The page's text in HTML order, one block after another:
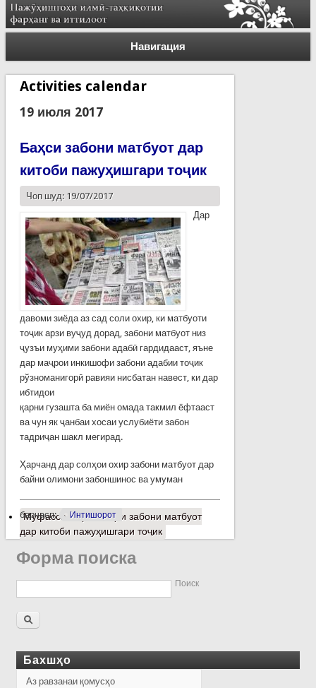
Навигация
Activities calendar
19 июля 2017
Баҳси забони матбуот дар
китоби пажуҳишгари тоҷик
Чоп шуд: 19/07/2017
Дар
давоми зиёда аз сад соли охир, ки матбуоти
тоҷик арзи вуҷуд дорад, забони матбуот низ
ҷузъи муҳими забони адабӣ гардидааст, яъне
дар маҷрои инкишофи забони адабии тоҷик
рўзноманигорӣ равияи нисбатан навест, ки дар
ибтидои
қарни гузашта ба миён омада такмил ёфтааст
ва чун як ҷанбаи хосаи услубиёти забон
тадриҷан шакл мегирад.
Ҳарчанд дар солҳои охир забони матбуот дар
байни олимони забоншинос ва умуман
барчасп: Интишорот
Муфассалтаро Баҳси забони матбуот
дар китоби пажуҳишгари тоҷик
Форма поиска
Поиск
Бахшҳо
Аз равзанаи қомусҳо